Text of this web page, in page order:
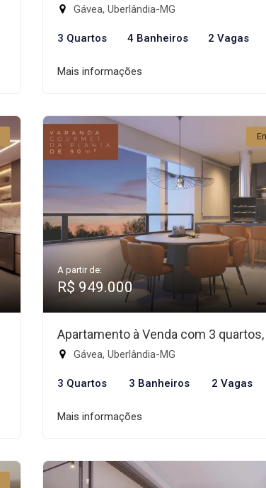
Gávea, Uberlândia-MG
3 Quartos 4 Banheiros 2 Vagas
Mais informações
A partir de:
R$ 949.000
Apartamento à Venda com 3 quartos,
Gávea, Uberlândia-MG
3 Quartos 3 Banheiros 2 Vagas
Mais informações